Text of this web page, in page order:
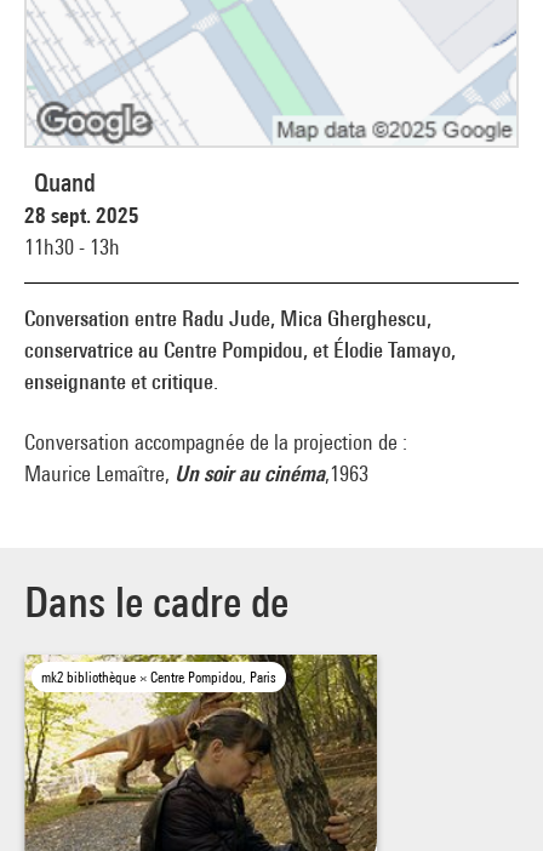
Conversation entre Radu Jude, Mica Gherghescu,
conservatrice au Centre Pompidou, et Élodie Tamayo,
enseignante et critique.
Conversation accompagnée de la projection de :
Maurice Lemaître, Un soir au cinéma,1963
Quand
28 sept. 2025
11h30 - 13h
Dans le cadre de
mk2 bibliothèque × Centre Pompidou, Paris